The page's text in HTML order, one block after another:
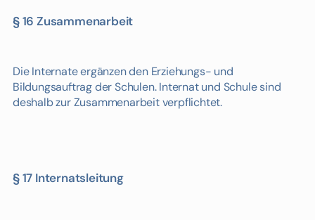
§ 16 Zusammenarbeit
Die Internate ergänzen den Erziehungs- und
Bildungsauftrag der Schulen. Internat und Schule sind
deshalb zur Zusammenarbeit verpflichtet.
§ 17 Internatsleitung